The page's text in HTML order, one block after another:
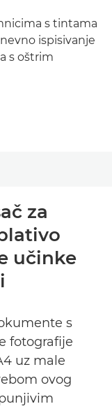
s tintama
ispisivanje
s oštrim
za
učinke
s
fotografije
uz male
ovog